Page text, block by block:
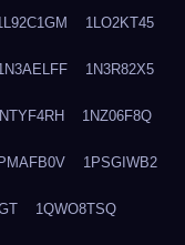
1LO2KT45
1N3R82X5
1NZ06F8Q
1PSGIWB2
1QWO8TSQ